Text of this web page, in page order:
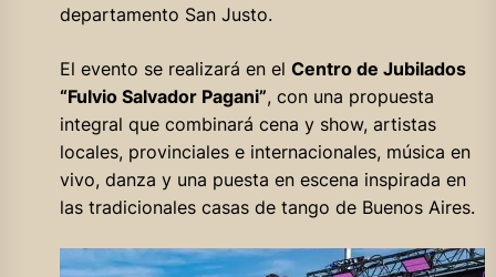
departamento San Justo.
El evento se realizará en el Centro de Jubilados
“Fulvio Salvador Pagani”, con una propuesta
integral que combinará cena y show, artistas
locales, provinciales e internacionales, música en
vivo, danza y una puesta en escena inspirada en
las tradicionales casas de tango de Buenos Aires.